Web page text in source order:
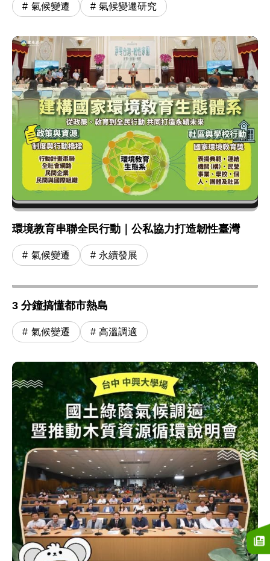
氣候變遷 氣候變遷研究
環境教育串聯全民行動｜公私協力打造韌性臺灣
氣候變遷 永續發展
3 分鐘搞懂都市熱島
氣候變遷 高溫調適